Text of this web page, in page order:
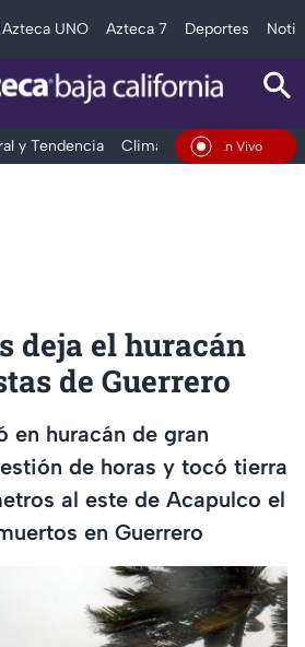
Azteca UNO Azteca 7 Deportes
y Tendencia Clima Deportes
En Vivo
deja el huracán
de Guerrero
en huracán de gran
de horas y tocó tierra
al este de Acapulco el
en Guerrero